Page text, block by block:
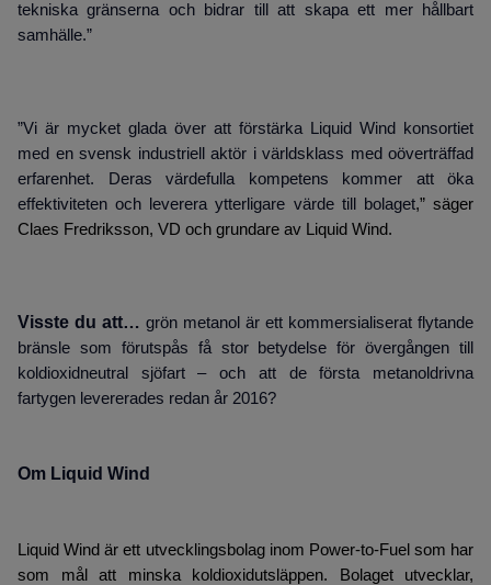
tekniska gränserna och bidrar till att skapa ett mer hållbart
samhälle.”
”Vi är mycket glada över att förstärka Liquid Wind konsortiet
med en svensk industriell aktör i världsklass med oöverträffad
erfarenhet. Deras värdefulla kompetens kommer att öka
effektiviteten och leverera ytterligare värde till bolaget,” säger
Claes Fredriksson, VD och grundare av Liquid Wind.
Visste du att… grön metanol är ett kommersialiserat flytande
bränsle som förutspås få stor betydelse för övergången till
koldioxidneutral sjöfart – och att de första metanoldrivna
fartygen levererades redan år 2016?
Om Liquid Wind
Liquid Wind är ett utvecklingsbolag inom Power-to-Fuel som har
som mål att minska koldioxidutsläppen. Bolaget utvecklar,